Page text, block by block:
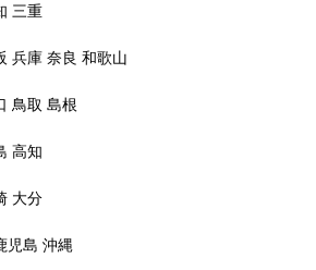
三重
兵庫 奈良 和歌山
鳥取 島根
高知
大分
児島 沖縄